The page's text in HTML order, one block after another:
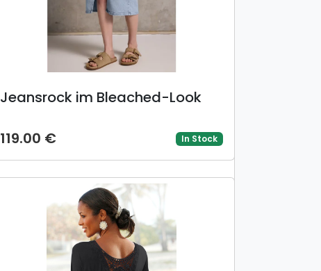
Jeansrock im Bleached-Look
119.00 € In Stock